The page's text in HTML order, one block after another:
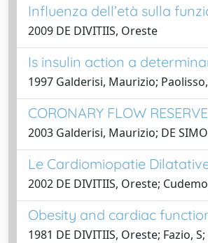
Influenza dell’età sulla
2009 DE DIVITIIS, Oreste
Is insulin action a
1997 Galderisi, Maurizio;
CORONARY FLOW
2003 Galderisi, Maurizio; DE
Le Cardiomiopatie
2002 DE DIVITIIS, Oreste;
Obesity and cardiac
1981 DE DIVITIIS, Oreste; Fazio,